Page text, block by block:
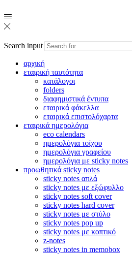
Search input
αρχική
εταιρική ταυτότητα
κατάλογοι
folders
διαφημιστικά έντυπα
εταιρικά φάκελλα
εταιρικά επιστολόχαρτα
εταιρικά ημερολόγια
eco calendars
ημερολόγια τοίχου
ημερολόγια γραφείου
ημερολόγια με sticky notes
προωθητικά sticky notes
sticky notes απλά
sticky notes με εξώφυλλο
sticky notes soft cover
sticky notes hard cover
sticky notes με στύλο
sticky notes pop up
sticky notes με κοπτικό
z-notes
sticky notes in memobox